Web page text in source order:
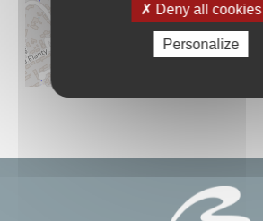
Deny all cookies
Personalize